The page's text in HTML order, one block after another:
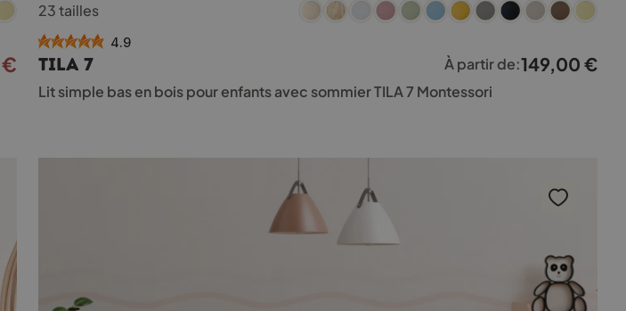
€
prix
produit
a
plusieurs
variations.
Les
options
choisies
23 tailles
4.9
TILA 7 À partir de:149,00 €
Lit simple bas en bois pour enfants avec sommier TILA 7 Montessori